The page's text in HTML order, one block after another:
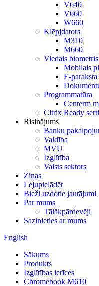
V640
V660
W660
Klēpjdators
M310
M660
Viedais
Mobilais
E-
Programmatūra
Centerm
Citrix Ready
Risinājums
Banku
Valdība
MVU
Izglītība
Valsts sektors
Ziņas
Lejupielādēt
Bieži uzdotie jautājumi
Par mums
Tālākpārdevēji
Sazinieties ar mums
English
Sākums
Produkts
Izglītības ierīces
Chromebook M610